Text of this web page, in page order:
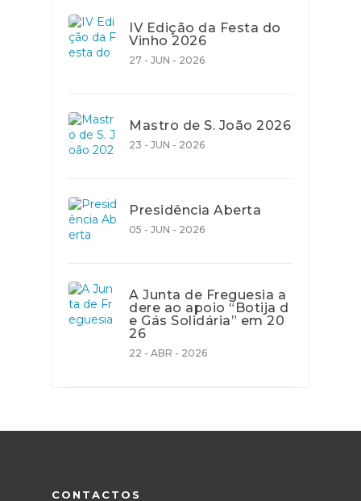
IV Edição da Festa do
Vinho 2026
27 - JUN - 2026
Mastro de S. João 2026
23 - JUN - 2026
Presidência Aberta
05 - JUN - 2026
A Junta de Freguesia a
dere ao apoio “Botija d
e Gás Solidária” em 20
26
22 - ABR - 2026
CONTACTOS